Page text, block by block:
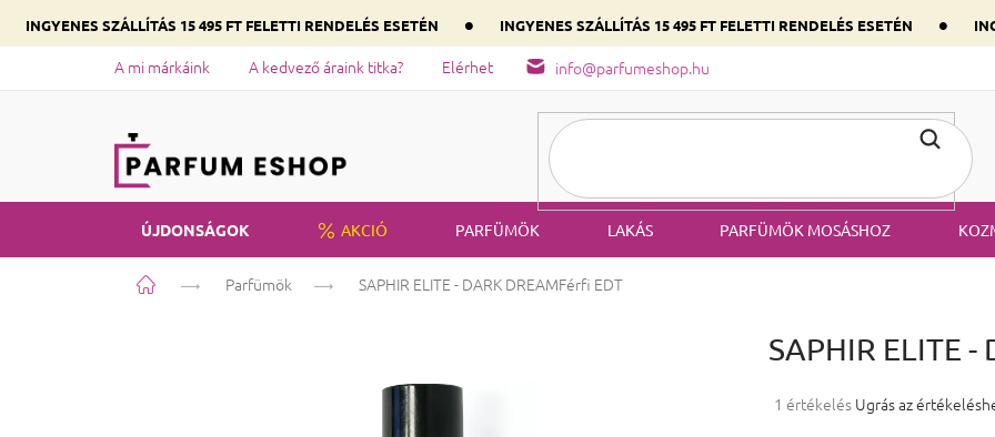
INGYENES SZÁLLÍTÁS 15 495 FT FELETTI RENDELÉS ESETÉN • INGYENES SZÁLLÍTÁS 15 495 FT FELETTI RENDELÉS ESETÉN •
info@parfumeshop.hu
A mi márkáink A kedvező áraink titka? Elérhetőség A parfüm összetétele
ÚJDONSÁGOK AKCIÓ PARFÜMÖK LAKÁS PARFÜMÖK MOSÁSHOZ
Kezdőlap Parfümök SAPHIR ELITE - DARK DREAMFérfi EDT
SAPHIR ELITE
A termék átlagos értékelése 5-
1 értékelés Ugrás az